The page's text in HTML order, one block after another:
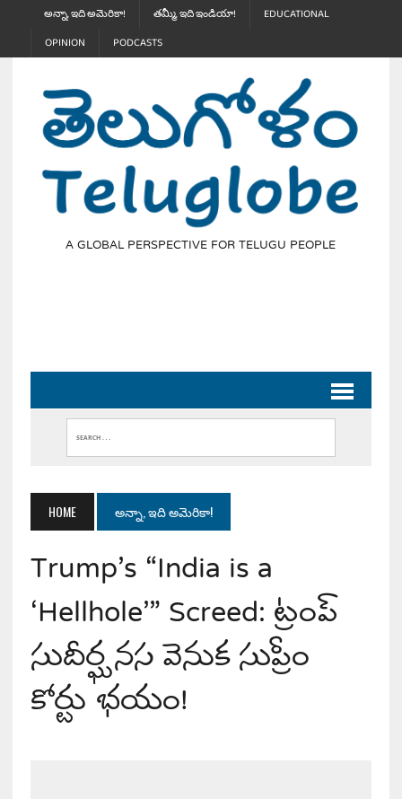
అన్నా, ఇది అమెరికా! తమ్మీ, ఇది ఇండియా!
EDUCATIONAL
OPINION
PODCASTS
A GLOBAL PERSPECTIVE FOR TELUGU PEOPLE
HOME అన్నా, ఇది అమెరికా!
Trump’s “India is a
‘Hellhole'” Screed: ట్రంప్
సుదీర్ఘ నస వెనుక సుప్రీం
కోర్టు భయం!